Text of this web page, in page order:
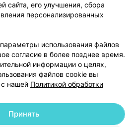
руководителю 103.by
персональных данных
191700409
| 220012, Республика Беларусь,
сайта, его улучшения, сбора
персонализированных
использования файлов
согласие в более позднее время.
информации о целях,
файлов cookie вы
нашей Политикой обработки
Принять